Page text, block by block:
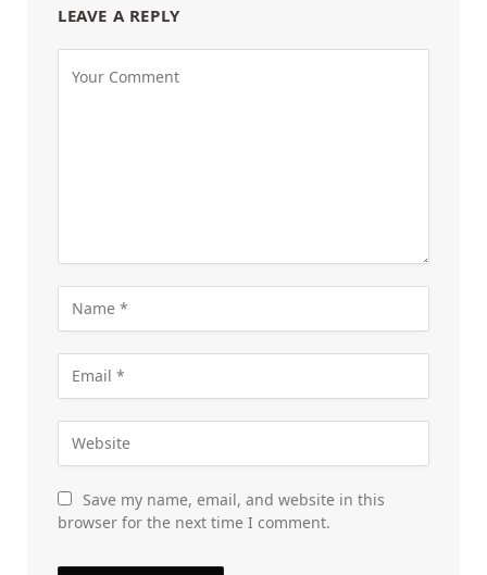
LEAVE A REPLY
Save my name, email, and website in this
browser for the next time I comment.